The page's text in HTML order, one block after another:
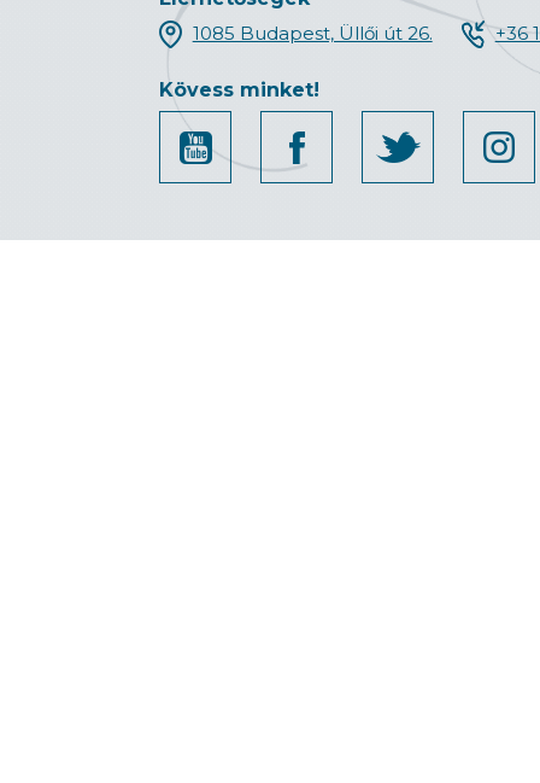
1085 Budapest, Üllői út 26.
+36
Kövess minket!